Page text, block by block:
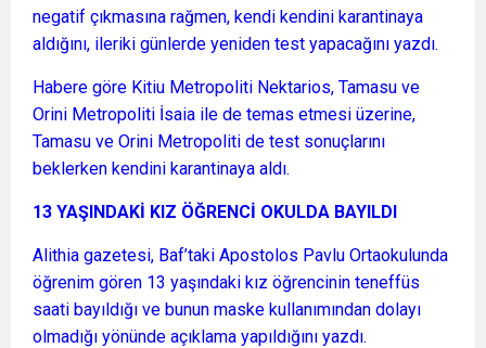
negatif çıkmasına rağmen, kendi kendini karantinaya
aldığını, ileriki günlerde yeniden test yapacağını yazdı.
Habere göre Kitiu Metropoliti Nektarios, Tamasu ve
Orini Metropoliti İsaia ile de temas etmesi üzerine,
Tamasu ve Orini Metropoliti de test sonuçlarını
beklerken kendini karantinaya aldı.
13 YAŞINDAKİ KIZ ÖĞRENCİ OKULDA BAYILDI
Alithia gazetesi, Baf’taki Apostolos Pavlu Ortaokulunda
öğrenim gören 13 yaşındaki kız öğrencinin teneffüs
saati bayıldığı ve bunun maske kullanımından dolayı
olmadığı yönünde açıklama yapıldığını yazdı.